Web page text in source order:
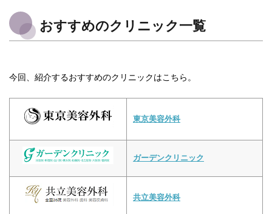
おすすめのクリニック一覧
今回、紹介するおすすめのクリニックはこちら。
東京美容外科
ガーデンクリニック
共立美容外科